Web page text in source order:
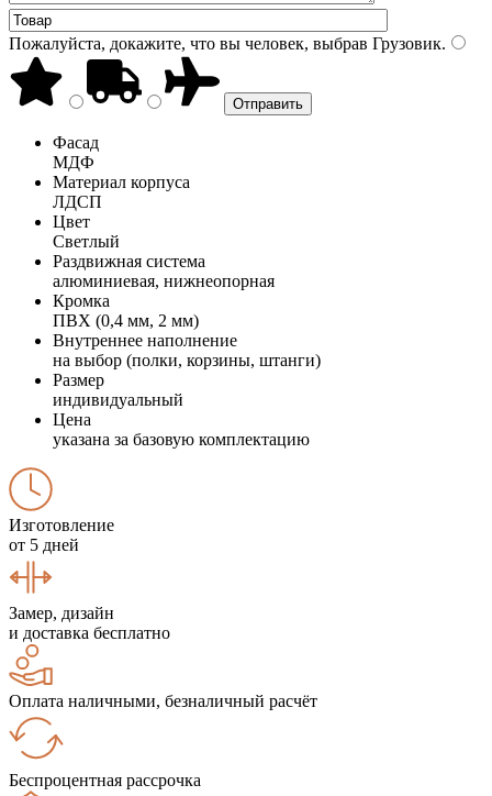
Пожалуйста, докажите, что вы человек, выбрав Грузовик.
Фасад
МДФ
Материал корпуса
ЛДСП
Цвет
Светлый
Раздвижная система
алюминиевая, нижнеопорная
Кромка
ПВХ (0,4 мм, 2 мм)
Внутреннее наполнение
на выбор (полки, корзины, штанги)
Размер
индивидуальный
Цена
указана за базовую комплектацию
Изготовление
от 5 дней
Замер, дизайн
и доставка бесплатно
Оплата наличными, безналичный расчёт
Беспроцентная рассрочка